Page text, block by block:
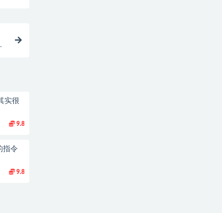
实很
9.8
指令
9.8